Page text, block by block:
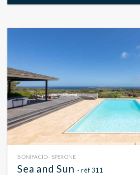
BONIFACIO - SPERONE
Sea and Sun - réf 311